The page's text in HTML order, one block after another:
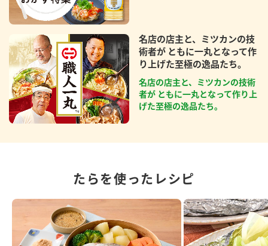
名店の店主と、ミツカンの技
術者が ともに一丸となって作
り上げた至極の逸品たち。
名店の店主と、ミツカンの技術
者が ともに一丸となって作り上
げた至極の逸品たち。
たらを使ったレシピ